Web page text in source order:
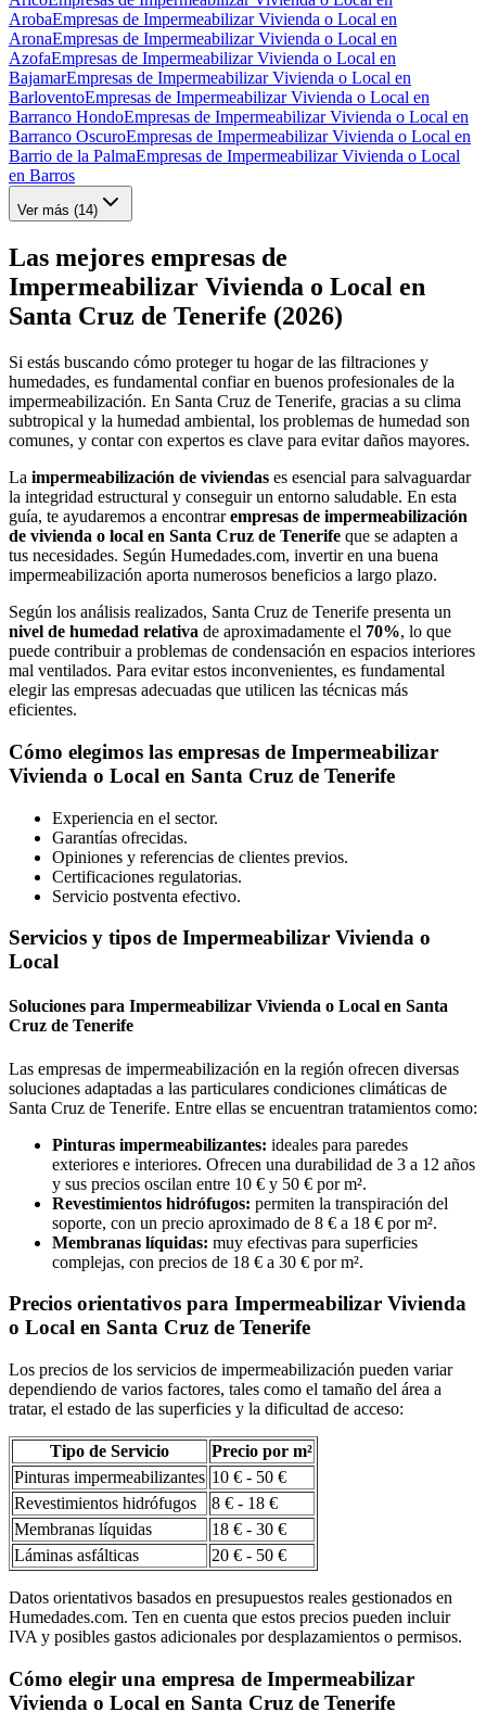
ArobaEmpresas de Impermeabilizar Vivienda o Local en
AronaEmpresas de Impermeabilizar Vivienda o Local en
AzofaEmpresas de Impermeabilizar Vivienda o Local en
BajamarEmpresas de Impermeabilizar Vivienda o Local en
BarloventoEmpresas de Impermeabilizar Vivienda o Local en
Barranco HondoEmpresas de Impermeabilizar Vivienda o Local en
Barranco OscuroEmpresas de Impermeabilizar Vivienda o Local en
Barrio de la PalmaEmpresas de Impermeabilizar Vivienda o Local
en Barros
Ver más (14)
Las mejores empresas de
Impermeabilizar Vivienda o Local en
Santa Cruz de Tenerife (2026)
Si estás buscando cómo proteger tu hogar de las filtraciones y
humedades, es fundamental confiar en buenos profesionales de la
impermeabilización. En Santa Cruz de Tenerife, gracias a su clima
subtropical y la humedad ambiental, los problemas de humedad son
comunes, y contar con expertos es clave para evitar daños mayores.
La impermeabilización de viviendas es esencial para salvaguardar
la integridad estructural y conseguir un entorno saludable. En esta
guía, te ayudaremos a encontrarempresas de impermeabilización
de vivienda o local en Santa Cruz de Tenerife que se adapten a
tus necesidades. Según Humedades.com, invertir en una buena
impermeabilización aporta numerosos beneficios a largo plazo.
Según los análisis realizados, Santa Cruz de Tenerife presenta un
nivel de humedad relativa de aproximadamente el 70%, lo que
puede contribuir a problemas de condensación en espacios interiores
mal ventilados. Para evitar estos inconvenientes, es fundamental
elegir las empresas adecuadas que utilicen las técnicas más
eficientes.
Cómo elegimos las empresas de Impermeabilizar
Vivienda o Local en Santa Cruz de Tenerife
Experiencia en el sector.
Garantías ofrecidas.
Opiniones y referencias de clientes previos.
Certificaciones regulatorias.
Servicio postventa efectivo.
Servicios y tipos de Impermeabilizar Vivienda o
Local
Soluciones para Impermeabilizar Vivienda o Local en Santa
Cruz de Tenerife
Las empresas de impermeabilización en la región ofrecen diversas
soluciones adaptadas a las particulares condiciones climáticas de
Santa Cruz de Tenerife. Entre ellas se encuentran tratamientos como:
Pinturas impermeabilizantes: ideales para paredes
exteriores e interiores. Ofrecen una durabilidad de 3 a 12 años
y sus precios oscilan entre 10 € y 50 € por m².
Revestimientos hidrófugos: permiten la transpiración del
soporte, con un precio aproximado de 8 € a 18 € por m².
Membranas líquidas: muy efectivas para superficies
complejas, con precios de 18 € a 30 € por m².
Precios orientativos para Impermeabilizar Vivienda
o Local en Santa Cruz de Tenerife
Los precios de los servicios de impermeabilización pueden variar
dependiendo de varios factores, tales como el tamaño del área a
tratar, el estado de las superficies y la dificultad de acceso:
Tipo de Servicio
Precio por m²
Pinturas impermeabilizantes 10 € - 50 €
Revestimientos hidrófugos
8 € - 18 €
Membranas líquidas
18 € - 30 €
Láminas asfálticas
20 € - 50 €
Datos orientativos basados en presupuestos reales gestionados en
Humedades.com. Ten en cuenta que estos precios pueden incluir
IVA y posibles gastos adicionales por desplazamientos o permisos.
Cómo elegir una empresa de Impermeabilizar
Vivienda o Local en Santa Cruz de Tenerife